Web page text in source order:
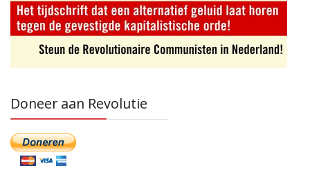
Doneer aan Revolutie